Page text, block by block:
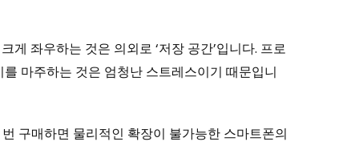
좌우하는 것은 의외로 ‘저장 공간’입니다. 프로
마주하는 것은 엄청난 스트레스이기 때문입니
구매하면 물리적인 확장이 불가능한 스마트폰의